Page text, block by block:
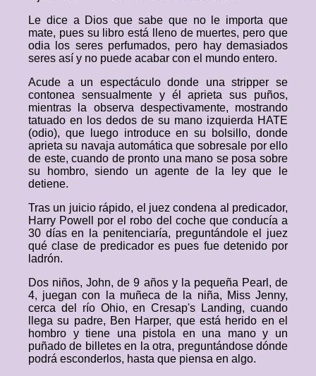
Le dice a Dios que sabe que no le importa que
mate, pues su libro está lleno de muertes, pero que
odia los seres perfumados, pero hay demasiados
seres así y no puede acabar con el mundo entero.
Acude a un espectáculo donde una stripper se
contonea sensualmente y él aprieta sus puños,
mientras la observa despectivamente, mostrando
tatuado en los dedos de su mano izquierda HATE
(odio), que luego introduce en su bolsillo, donde
aprieta su navaja automática que sobresale por ello
de este, cuando de pronto una mano se posa sobre
su hombro, siendo un agente de la ley que le
detiene.
Tras un juicio rápido, el juez condena al predicador,
Harry Powell por el robo del coche que conducía a
30 días en la penitenciaría, preguntándole el juez
qué clase de predicador es pues fue detenido por
ladrón.
Dos niños, John, de 9 años y la pequeña Pearl, de
4, juegan con la muñeca de la niña, Miss Jenny,
cerca del río Ohio, en Cresap's Landing, cuando
llega su padre, Ben Harper, que está herido en el
hombro y tiene una pistola en una mano y un
puñado de billetes en la otra, preguntándose dónde
podrá esconderlos, hasta que piensa en algo.